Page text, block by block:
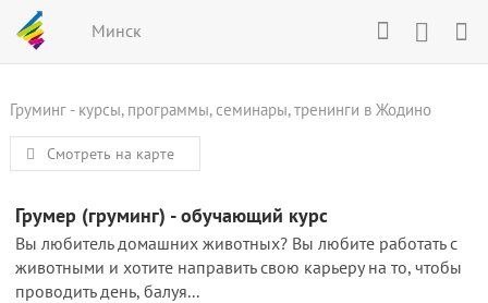
Минск
Груминг - курсы, программы, семинары, тренинги в Жодино
Смотреть на карте
Грумер (груминг) - обучающий курс
Вы любитель домашних животных? Вы любите работать с
животными и хотите направить свою карьеру на то, чтобы
проводить день, балуя...